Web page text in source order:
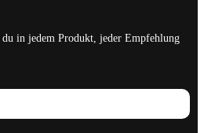
du in jedem Produkt, jeder Empfehlung